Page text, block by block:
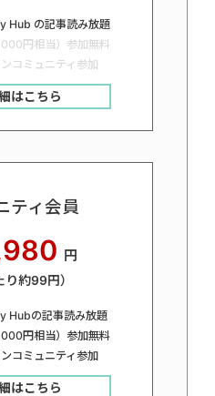
Hub の記事読み放題
円相当）参加無料
コミュニティ参加
はこちら
ティ会員
円
り約99円）
Hubの記事読み放題
円相当）参加無料
コミュニティ参加
はこちら